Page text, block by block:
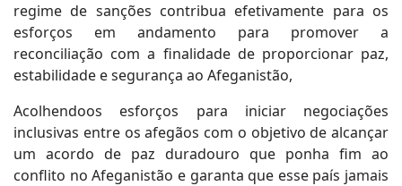
regime de sanções contribua efetivamente para os
esforços em andamento para promover a
reconciliação com a finalidade de proporcionar paz,
estabilidade e segurança ao Afeganistão,
Acolhendoos esforços para iniciar negociações
inclusivas entre os afegãos com o objetivo de alcançar
um acordo de paz duradouro que ponha fim ao
conflito no Afeganistão e garanta que esse país jamais